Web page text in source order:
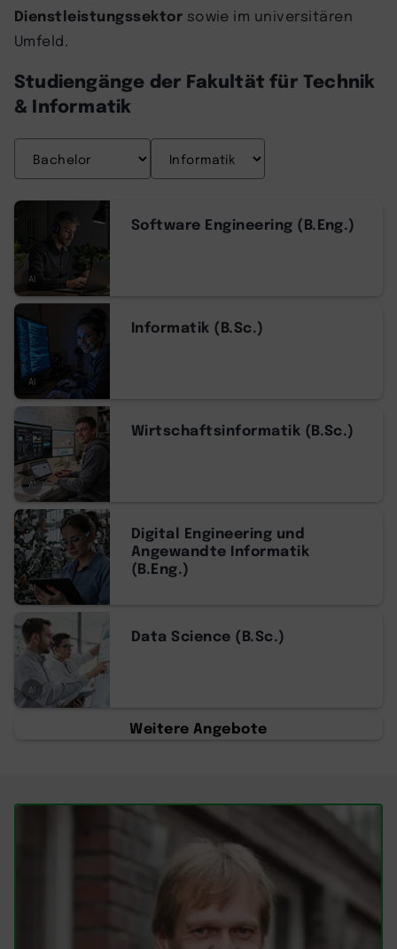
Dienstleistungssektor sowie im universitären
Umfeld.
Studiengänge der Fakultät für Technik
& Informatik
AI
Software Engineering (B.Eng.)
AI
Informatik (B.Sc.)
AI
Wirtschaftsinformatik (B.Sc.)
AI
Digital Engineering und
Angewandte Informatik
(B.Eng.)
AI
Data Science (B.Sc.)
Weitere Angebote